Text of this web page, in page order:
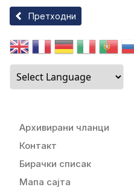
Претходни чланак:
Претходни
Архивирани чланци
Контакт
Бирачки списак
Мапа сајта